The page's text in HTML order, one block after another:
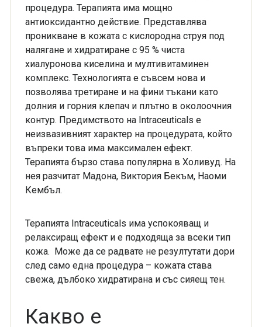
процедура. Терапията има мощно
антиоксидантно действие. Представлява
проникване в кожата с кислородна струя под
налягане и хидратиране с 95 % чиста
хиалуронова киселина и мултивитаминен
комплекс. Технологията е съвсем нова и
позволява третиране и на фини тъкани като
долния и горния клепач и плътно в околоочния
контур. Предимството на Intraceuticals е
неизвазивният характер на процедурата, който
въпреки това има максимален ефект.
Терапията бързо става популярна в Холивуд. На
нея разчитат Мадона, Виктория Бекъм, Наоми
Кембъл.
Терапията Intraceuticals има успокояващ и
релаксиращ ефект и е подходяща за всеки тип
кожа. Може да се радвате не резултутати дори
след само една процедура – кожата става
свежа, дълбоко хидратирана и със сияещ тен.
Какво е